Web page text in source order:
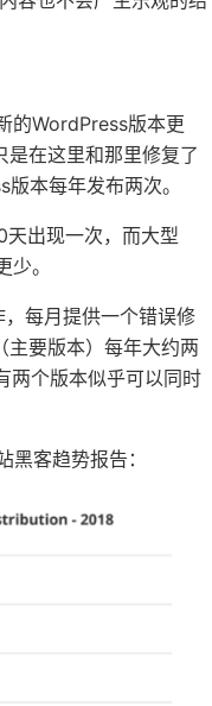
的WordPress版本更
在这里和那里修复了
本每年发布两次。
出现一次，而大型
。
每月提供一个错误修
主要版本）每年大约两
两个版本似乎可以同时
黑客趋势报告：